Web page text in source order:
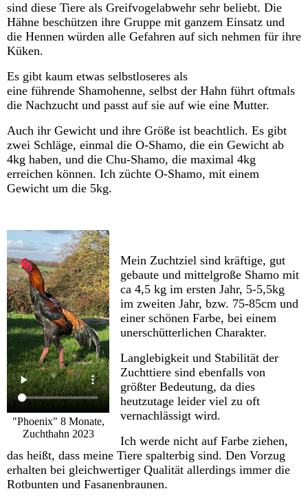
sind diese Tiere als Greifvogelabwehr sehr beliebt. Die
Hähne beschützen ihre Gruppe mit ganzem Einsatz und
die Hennen würden alle Gefahren auf sich nehmen für ihre
Küken.
Es gibt kaum etwas selbstloseres als
eine führende Shamohenne, selbst der Hahn führt oftmals
die Nachzucht und passt auf sie auf wie eine Mutter.
Auch ihr Gewicht und ihre Größe ist beachtlich. Es gibt
zwei Schläge, einmal die O-Shamo, die ein Gewicht ab
4kg haben, und die Chu-Shamo, die maximal 4kg
erreichen können. Ich züchte O-Shamo, mit einem
Gewicht um die 5kg.
"Phoenix" 8 Monate,
Zuchthahn 2023
Mein Zuchtziel sind kräftige, gut
gebaute und mittelgroße Shamo mit
ca 4,5 kg im ersten Jahr, 5-5,5kg
im zweiten Jahr, bzw. 75-85cm und
einer schönen Farbe, bei einem
unerschütterlichen Charakter.
Langlebigkeit und Stabilität der
Zuchttiere sind ebenfalls von
größter Bedeutung, da dies
heutzutage leider viel zu oft
vernachlässigt wird.
Ich werde nicht auf Farbe ziehen,
das heißt, dass meine Tiere spalterbig sind. Den Vorzug
erhalten bei gleichwertiger Qualität allerdings immer die
Rotbunten und Fasanenbraunen.